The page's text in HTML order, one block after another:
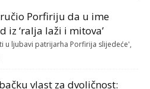
Porfiriju da u ime
iz ‘ralja laži i mitova’
u ljubavi patrijarha Porfirija slijedeće',
vlast za dvoličnost: